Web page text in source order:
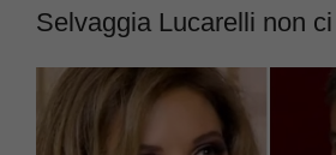
Selvaggia Lucarelli non